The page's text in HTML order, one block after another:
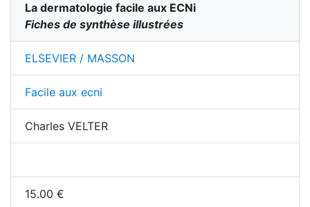
La dermatologie facile aux ECNi
Fiches de synthèse illustrées
ELSEVIER / MASSON
Facile aux ecni
Charles VELTER
15.00 €